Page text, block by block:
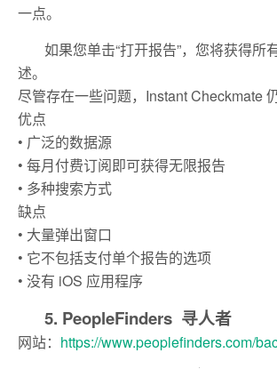
一点。
如果您单击“打开报告”，您将获得所
述。
尽管存在一些问题，Instant Checkmate
优点
• 广泛的数据源
• 每月付费订阅即可获得无限报告
• 多种搜索方式
缺点
• 大量弹出窗口
• 它不包括支付单个报告的选项
• 没有 iOS 应用程序
5. PeopleFinders 寻人者
网站： https://www.peoplefinders.com/